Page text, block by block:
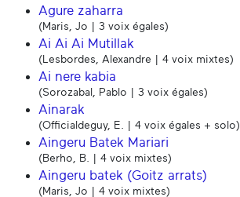
Agure zaharra
(Maris, Jo | 3 voix égales)
Ai Ai Ai Mutillak
(Lesbordes, Alexandre | 4 voix mixtes)
Ai nere kabia
(Sorozabal, Pablo | 3 voix égales)
Ainarak
(Officialdeguy, E. | 4 voix égales + solo)
Aingeru Batek Mariari
(Berho, B. | 4 voix mixtes)
Aingeru batek (Goitz arrats)
(Maris, Jo | 4 voix mixtes)